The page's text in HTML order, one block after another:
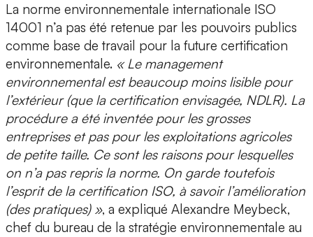
La norme environnementale internationale ISO
14001 n’a pas été retenue par les pouvoirs publics
comme base de travail pour la future certification
environnementale. « Le management
environnemental est beaucoup moins lisible pour
l’extérieur (que la certification envisagée, NDLR). La
procédure a été inventée pour les grosses
entreprises et pas pour les exploitations agricoles
de petite taille. Ce sont les raisons pour lesquelles
on n’a pas repris la norme. On garde toutefois
l’esprit de la certification ISO, à savoir l’amélioration
(des pratiques) », a expliqué Alexandre Meybeck,
chef du bureau de la stratégie environnementale au